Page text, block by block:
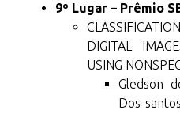
9º Lugar – Prêmio
DIGITAL
USING
Gledson
Dos-